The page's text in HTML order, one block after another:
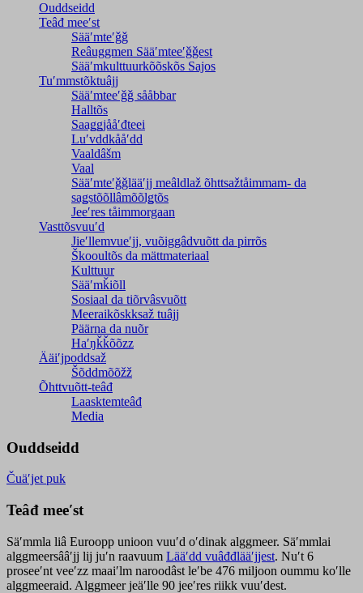
Ouddseidd
Teâđ meeʹst
Sääʹmteʹǧǧ
Reâuggmen Sääʹmteeʹǧǧest
Sääʹmkulttuurkõõskõs Sajos
Tuʹmmstõktuâjj
Sääʹmteeʹǧǧ sååbbar
Halltõs
Saaǥǥjååʹđteei
Luʹvddkååʹdd
Vaaldâšm
Vaal
Sääʹmteʹǧǧlääʹjj meâldlaž õhttsažtåimmam- da
saǥstõõllâmõõlǥtõs
Jeeʹres tåimmorgaan
Vasttõsvuuʹd
Jieʹllemvueʹjj, vuõiggâdvuõtt da pirrõs
Škooultõs da mättmateriaal
Kulttuur
Sääʹmǩiõll
Sosiaal da tiõrvâsvuõtt
Meeraikõskksaž tuâjj
Päärna da nuõr
Haʹŋǩǩõõzz
Ääiʹjpoddsaž
Šõddmõõžž
Õhttvuõtt-teâđ
Laasktemteâđ
Media
Ouddseidd
Čuäʹjet puk
Teâđ meeʹst
Säʹmmla liâ Euroopp unioon vuuʹd oʹdinak alggmeer. Säʹmmlai
alggmeersââʹjj lij juʹn raavuum Lääʹdd vuâđđlääʹjjest. Nuʹt 6
proseeʹnt veeʹzz maaiʹlm naroodâst leʹbe 476 miljoon oummu koʹlle
alggmeeraid. Alggmeer jeäʹlle 90 jeeʹres riikk vuuʹdest.